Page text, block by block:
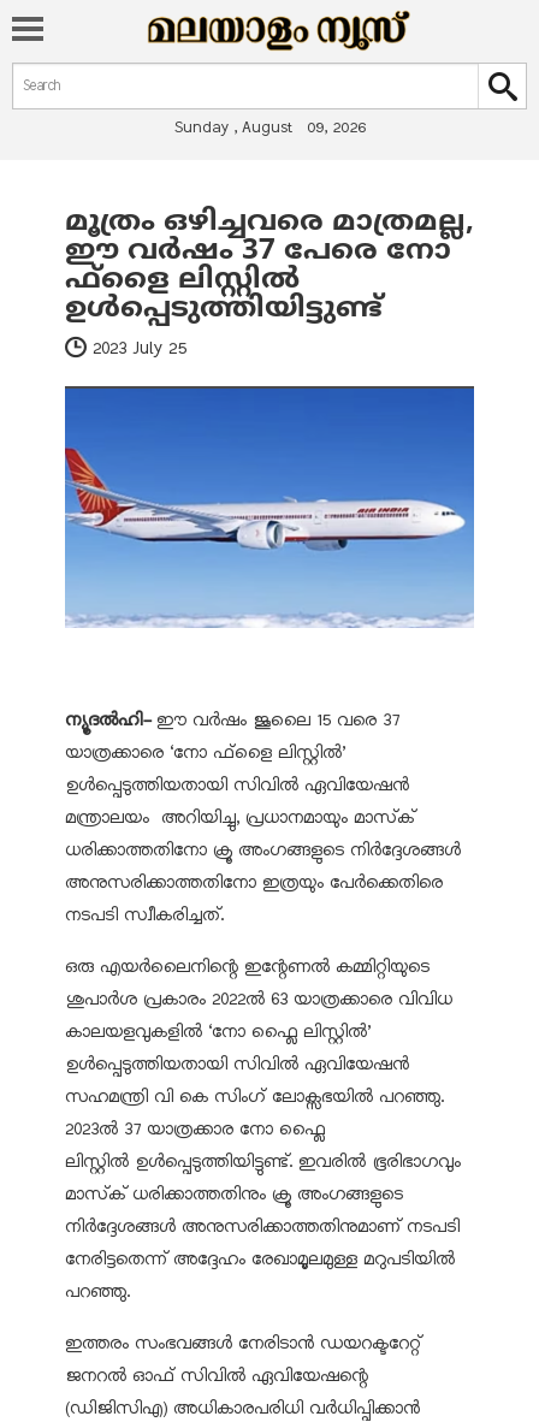
Search form
Search
Sunday , August 09, 2026
You are here
മൂത്രം ഒഴിച്ചവരെ മാത്രമല്ല,
ഈ വർഷം 37 പേരെ നോ
ഫ്ളൈ ലിസ്റ്റിൽ
ഉൾപ്പെടുത്തിയിട്ടുണ്ട്
2023 July 25
ന്യൂദൽഹി-ഈ വർഷം ജൂലൈ 15 വരെ 37
യാത്രക്കാരെ ‘നോ ഫ്‌ളൈ ലിസ്റ്റിൽ’
ഉൾപ്പെടുത്തിയതായി സിവിൽ ഏവിയേഷൻ
മന്ത്രാലയം അറിയിച്ചു, പ്രധാനമായും മാസ്ക്
ധരിക്കാത്തതിനോ ക്രൂ അംഗങ്ങളുടെ നിർദ്ദേശങ്ങൾ
അനുസരിക്കാത്തതിനോ ഇത്രയും പേർക്കെതിരെ
നടപടി സ്വീകരിച്ചത്.
ഒരു എയർലൈനിന്റെ ഇന്റേണൽ കമ്മിറ്റിയുടെ
ശുപാർശ പ്രകാരം 2022ൽ 63 യാത്രക്കാരെ വിവിധ
കാലയളവുകളിൽ ‘നോ ഫ്ലൈ ലിസ്റ്റിൽ’
ഉൾപ്പെടുത്തിയതായി സിവിൽ ഏവിയേഷൻ
സഹമന്ത്രി വി കെ സിംഗ് ലോക്സഭയിൽ പറഞ്ഞു.
2023ൽ 37 യാത്രക്കാര നോ ഫ്ലൈ
ലിസ്റ്റിൽ ഉൾപ്പെടുത്തിയിട്ടുണ്ട്. ഇവരിൽ ഭൂരിഭാഗവും
മാസ്ക് ധരിക്കാത്തതിനും ക്രൂ അംഗങ്ങളുടെ
നിർദ്ദേശങ്ങൾ അനുസരിക്കാത്തതിനുമാണ് നടപടി
നേരിട്ടതെന്ന് അദ്ദേഹം രേഖാമൂലമുള്ള മറുപടിയിൽ
പറഞ്ഞു.
ഇത്തരം സംഭവങ്ങൾ നേരിടാൻ ഡയറക്ടറേറ്റ്
ജനറൽ ഓഫ് സിവിൽ ഏവിയേഷന്റെ
(ഡിജിസിഎ) അധികാരപരിധി വർധിപ്പിക്കാൻ